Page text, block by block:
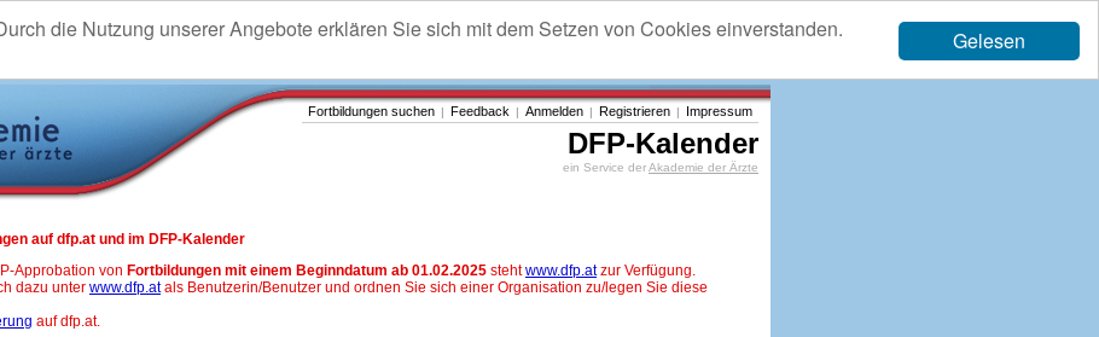
Gelesen
die Nutzung unserer Angebote erklären Sie sich mit dem Setzen von Cookies einverstanden.
Fortbildungen suchen | Feedback | Anmelden | Registrieren | Impressum
DFP-Kalender
ein Service derAkademie der Ärzte
auf dfp.at und im DFP-Kalender
Approbation von Fortbildungen mit einem Beginndatum ab 01.02.2025 stehtwww.dfp.atzur Verfügung.
dazu unter www.dfp.atals Benutzerin/Benutzer und ordnen Sie sich einer Organisation zu/legen Sie diese
auf dfp.at.